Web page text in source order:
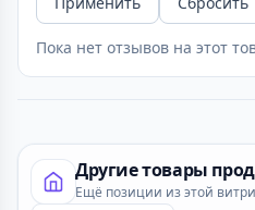
Пока нет отзывов на этот
Другие товары
Ещё позиции из этой